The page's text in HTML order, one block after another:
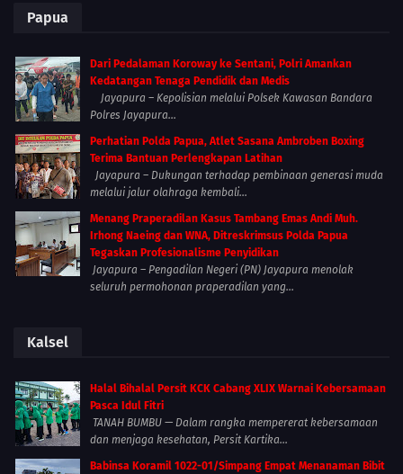
Papua
Dari Pedalaman Koroway ke Sentani, Polri Amankan
Kedatangan Tenaga Pendidik dan Medis
Jayapura – Kepolisian melalui Polsek Kawasan Bandara
Polres Jayapura...
Perhatian Polda Papua, Atlet Sasana Ambroben Boxing
Terima Bantuan Perlengkapan Latihan
Jayapura – Dukungan terhadap pembinaan generasi muda
melalui jalur olahraga kembali...
Menang Praperadilan Kasus Tambang Emas Andi Muh.
Irhong Naeing dan WNA, Ditreskrimsus Polda Papua
Tegaskan Profesionalisme Penyidikan
Jayapura – Pengadilan Negeri (PN) Jayapura menolak
seluruh permohonan praperadilan yang...
Kalsel
Halal Bihalal Persit KCK Cabang XLIX Warnai Kebersamaan
Pasca Idul Fitri
TANAH BUMBU — Dalam rangka mempererat kebersamaan
dan menjaga kesehatan, Persit Kartika...
Babinsa Koramil 1022-01/Simpang Empat Menanaman Bibit